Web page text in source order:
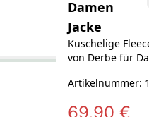
Damen
Jacke
Kuschelige
von Derbe für
Artikelnummer:
69,90 €